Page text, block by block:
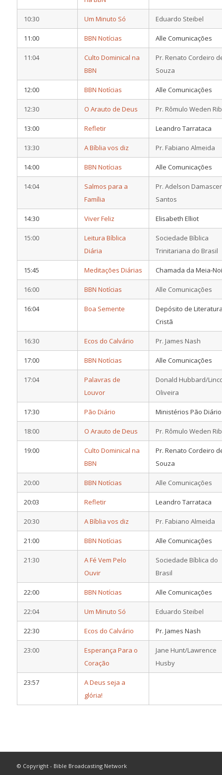
10:30 Um Minuto Só Eduardo Steibel
11:00 BBN Notícias Alle Comunicações
11:04
Culto Dominical na
BBN
Pr. Renato Cordeiro
Souza
12:00 BBN Notícias Alle Comunicações
12:30 O Arauto de Deus Pr. Rômulo Weden
13:00 Refletir Leandro Tarrataca
13:30 A Bíblia vos diz Pr. Fabiano Almeida
14:00 BBN Notícias Alle Comunicações
14:04
Salmos para a
Família
Pr. Adelson
Santos
14:30 Viver Feliz Elisabeth Elliot
15:00
Leitura Bíblica
Diária
Sociedade Bíblica
Trinitariana do Brasil
15:45 Meditações Diárias Chamada da Meia-
16:00 BBN Notícias Alle Comunicações
16:04 Boa Semente
Depósito de
Cristã
16:30 Ecos do Calvário Pr. James Nash
17:00 BBN Notícias Alle Comunicações
17:04
Palavras de
Louvor
Donald Hubbard/
Oliveira
17:30 Pão Diário Ministérios Pão Diário
18:00 O Arauto de Deus Pr. Rômulo Weden
19:00
Culto Dominical na
BBN
Pr. Renato Cordeiro
Souza
20:00 BBN Notícias Alle Comunicações
20:03 Refletir Leandro Tarrataca
20:30 A Bíblia vos diz Pr. Fabiano Almeida
21:00 BBN Notícias Alle Comunicações
21:30
A Fé Vem Pelo
Ouvir
Sociedade Bíblica do
Brasil
22:00 BBN Notícias Alle Comunicações
22:04 Um Minuto Só Eduardo Steibel
22:30 Ecos do Calvário Pr. James Nash
23:00
Esperança Para o
Coração
Jane Hunt/Lawrence
Husby
23:57
A Deus seja a
glória!
© Copyright - Bible Broadcasting Network